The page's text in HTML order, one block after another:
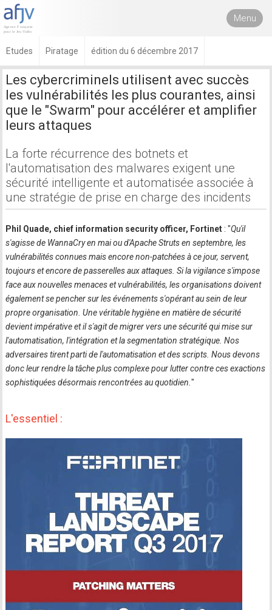
Menu
Etudes Piratage édition du 6 décembre 2017
Les cybercriminels utilisent avec succès
les vulnérabilités les plus courantes, ainsi
que le "Swarm" pour accélérer et amplifier
leurs attaques
La forte récurrence des botnets et
l'automatisation des malwares exigent une
sécurité intelligente et automatisée associée à
une stratégie de prise en charge des incidents
Phil Quade, chief information security officer, Fortinet : "Qu'il
s'agisse de WannaCry en mai ou d'Apache Struts en septembre, les
vulnérabilités connues mais encore non-patchées à ce jour, servent,
toujours et encore de passerelles aux attaques. Si la vigilance s'impose
face aux nouvelles menaces et vulnérabilités, les organisations doivent
également se pencher sur les événements s'opérant au sein de leur
propre organisation. Une véritable hygiène en matière de sécurité
devient impérative et il s'agit de migrer vers une sécurité qui mise sur
l'automatisation, l'intégration et la segmentation stratégique. Nos
adversaires tirent parti de l'automatisation et des scripts. Nous devons
donc leur rendre la tâche plus complexe pour lutter contre ces exactions
sophistiquées désormais rencontrées au quotidien."
L'essentiel :